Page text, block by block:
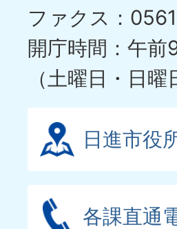
ファクス：
開庁時間：午
（土曜日・日
日進市役
各課直通